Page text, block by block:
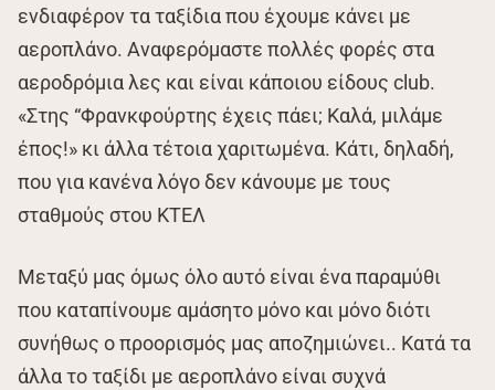
ενδιαφέρον τα ταξίδια που έχουμε κάνει με
αεροπλάνο. Αναφερόμαστε πολλές φορές στα
αεροδρόμια λες και είναι κάποιου είδους club.
«Στης “Φρανκφούρτης έχεις πάει; Καλά, μιλάμε
έπος!» κι άλλα τέτοια χαριτωμένα. Κάτι, δηλαδή,
που για κανένα λόγο δεν κάνουμε με τους
σταθμούς στου ΚΤΕΛ
Μεταξύ μας όμως όλο αυτό είναι ένα παραμύθι
που καταπίνουμε αμάσητο μόνο και μόνο διότι
συνήθως ο προορισμός μας αποζημιώνει.. Κατά τα
άλλα το ταξίδι με αεροπλάνο είναι συχνά